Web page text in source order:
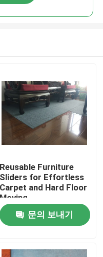
Reusable Furniture
Sliders for Effortless
Carpet and Hard Floor
Moving
문의 보내기